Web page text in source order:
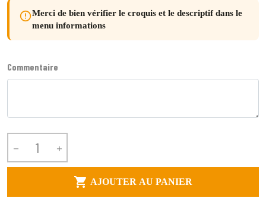
error_outlineMerci de bien vérifier le croquis et le descriptif dans le
menu informations
Commentaire
 
 AJOUTER AU PANIER